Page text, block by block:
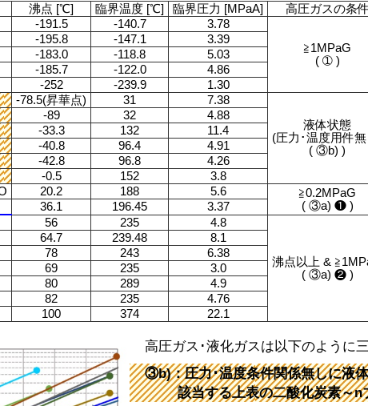
沸点 [℃] 臨界温度 [℃] 臨界圧力 [MPaA] 高圧ガスの条件
-191.5 -140.7
3.78
≧1MPaG
( ➀ )
-195.8 -147.1
3.39
-183.0 -118.8
5.03
-185.7 -122.0
4.86
-252 -239.9 1.30
-78.5(昇華点) 31
7.38
液体状態
(圧力･温度用件
( ③b) )
-89 32
4.88
-33.3 132
11.4
-40.8 96.4
4.91
-42.8 96.8
4.26
-0.5 152
3.8
20.2 188 5.6
≧0.2MPaG
( ③a) ❶ )
36.1 196.45
3.37
56 235 4.8
沸点以上 &
( ③a) ❷ )
64.7 239.48
8.1
78 243
6.38
69 235
3.0
80 289
4.9
82 235
4.76
100 374 22.1
高圧ガス･液化ガスは以下のように
③b)：圧力･温度条件関係無しに液
該当する上表の二酸化炭素～n